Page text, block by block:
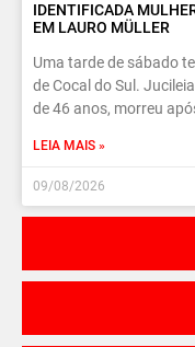
IDENTIFICADA
EM LAURO MÜLLER
Uma tarde de sábado
de Cocal do Sul.
de 46 anos, morreu
LEIA MAIS »
09/08/2026